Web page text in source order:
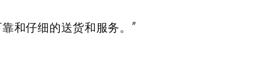
靠和仔细的送货和服务。”